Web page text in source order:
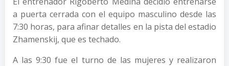
a puerta cerrada con el equipo masculino desde las
7:30 horas, para afinar detalles en la pista del estadio
Zhamenskij, que es techado.
A las 9:30 fue el turno de las mujeres y realizaron